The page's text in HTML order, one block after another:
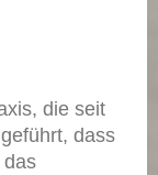
die seit
dass
das